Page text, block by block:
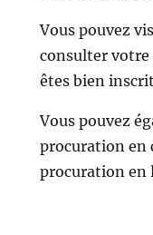
Vous pouvez
consulter
êtes bien
Vous pouvez
procuration en
procuration en